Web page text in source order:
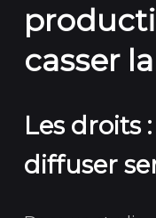
casser
Les droits
diffuser